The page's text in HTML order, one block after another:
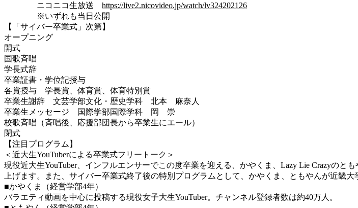
ニコニコ生放送 https://live2.nicovideo.jp/watch/lv324202126
※いずれも当日公開
【「サイバー卒業式」次第】
オープニング
開式
国歌斉唱
学長式辞
卒業証書・学位記授与
各賞授与 学長賞、体育賞、体育特別賞
卒業生謝辞 文芸学部文化・歴史学科 北本 麻奈人
卒業生メッセージ 国際学部国際学科 岡 崇
校歌斉唱（斉唱後、応援部団長から卒業生にエール）
閉式
【注目プログラム】
＜近大生YouTuberによる卒業式フリートーク＞
現役近大生YouTuber、インフルエンサーでこの度卒業を迎える、かやくま、Lazy Lie Crazyの
上げます。また、サイバー卒業式終了後の特別プログラムとして、かやくま、ともやんが近畿
■かやくま（経営学部4年）
バラエティ動画を中心に投稿する現役女子大生YouTuber。チャンネル登録者数は約40万人。